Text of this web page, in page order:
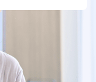
は保有個人デ
あり、下記4.の
す。
携企業）様又は
ようお願い致し